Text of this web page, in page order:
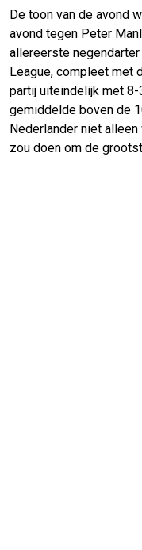
De toon van de avond
avond tegen Peter
allereerste
League, compleet met
partij uiteindelijk met
gemiddelde boven de
Nederlander niet
zou doen om de